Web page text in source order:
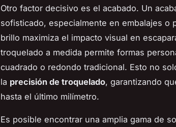
Otro factor decisivo es el acabado. Un
sofisticado, especialmente en embalajes o
brillo maximiza el impacto visual en
troquelado a medida permite formas
cuadrado o redondo tradicional. Esto no
la precisión de troquelado, garantizando
hasta el último milímetro.
Es posible encontrar una amplia gama de